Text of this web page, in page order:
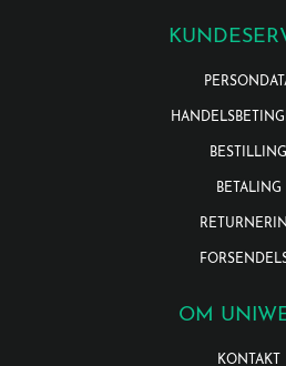
BESTILLING
BETALING
OM
KONTAKT